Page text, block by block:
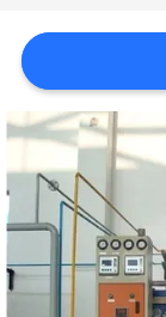
समाचार
मामले
उद्धरण
मांगें